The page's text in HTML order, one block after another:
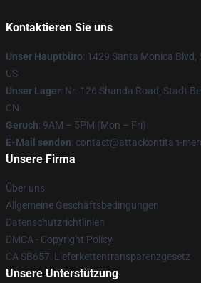
Kontaktieren Sie uns
Unser Hauptbüro: 1429 Santa Monica Blvd,
US
Unser Lager: Nr. 126 Shanda Road, Stadt
CN
Geruch: 9AM – 5PM (Mon – Fri)
E-Mail senden: contact@attackontitan-
Unsere Firma
Über uns
Allgemeine Geschäftsbedingungen
Datenschutzrichtlinien
DMCA - Copyright Policy
CA SB657: Lieferkettentransparenzgesetz
Unsere Unterstützung